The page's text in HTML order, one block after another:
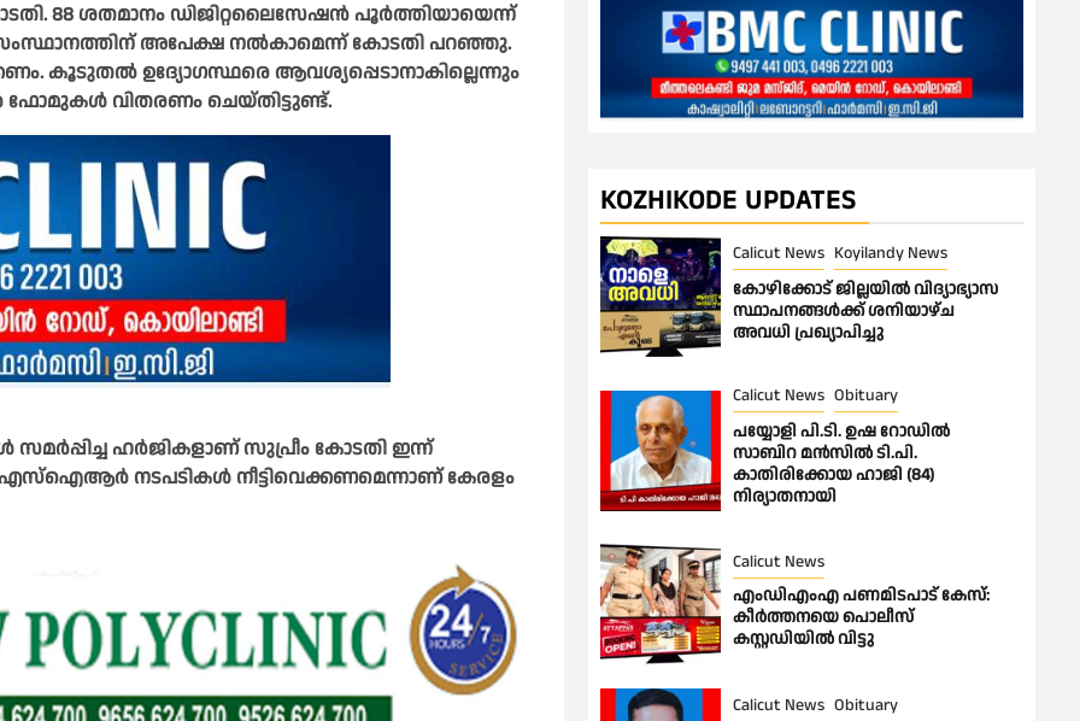
88 ശതമാനം ഡിജിറ്റലൈസേഷൻ പൂർത്തിയായെന്ന്
സംസ്ഥാനത്തിന് അപേക്ഷ നല്‍കാമെന്ന് കോടതി പറഞ്ഞു.
കൂടുതല്‍ ഉദ്യോഗസ്ഥരെ ആവശ്യപ്പെടാനാകില്ലെന്നും
ഫോമുകൾ വിതരണം ചെയ്തിട്ടുണ്ട്.
ഹര്‍ജികളാണ് സുപ്രീം കോടതി ഇന്ന്
എസ്ഐആര്‍ നടപടികൾ നീട്ടിവെക്കണമെന്നാണ് കേരളം
KOZHIKODE UPDATES
Calicut News Koyilandy News
കോഴിക്കോട് ജില്ലയിൽ വിദ്യാഭ്യാസ
സ്ഥാപനങ്ങൾക്ക് ശനിയാഴ്ച
അവധി പ്രഖ്യാപിച്ചു
Calicut News Obituary
പയ്യോളി പി.ടി. ഉഷ റോഡിൽ
സാബിറ മൻസിൽ ടി.പി.
കാതിരിക്കോയ ഹാജി (84)
നിര്യാതനായി
Calicut News
എംഡിഎംഎ പണമിടപാട് കേസ്:
കീർത്തനയെ പൊലീസ്
കസ്റ്റഡിയിൽ വിട്ടു
Calicut News Obituary